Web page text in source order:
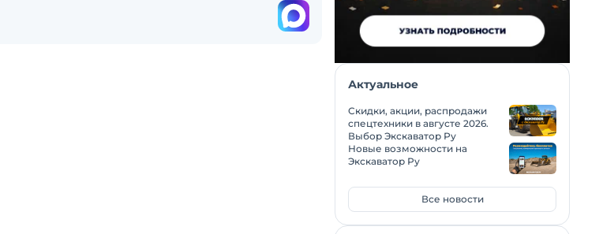
Актуальное
Скидки, акции, распродажи
спецтехники в августе 2026.
Выбор Экскаватор Ру
Новые возможности на
Экскаватор Ру
Все новости